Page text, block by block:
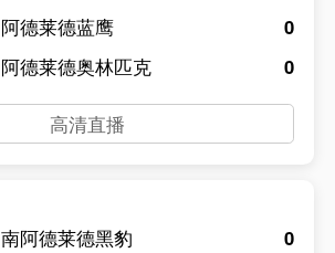
阿德莱德蓝鹰
阿德莱德奥林匹克
0
0
高清直播
南阿德莱德黑豹
0